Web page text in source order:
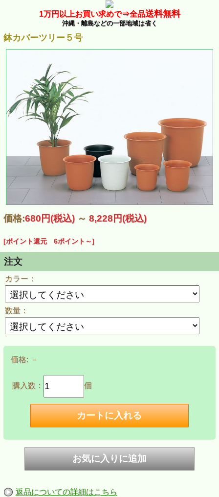
1万円以上お買い求めで⇒全品送料無料
沖縄・離島などの一部地域は省く
鉢カバーツリー５号
価格:680円(税込) ～ 8,228円(税込)
[ポイント還元 6ポイント～]
注文
カラー：
数量：
価格:－
購入数： 個
返品についての詳細はこちら